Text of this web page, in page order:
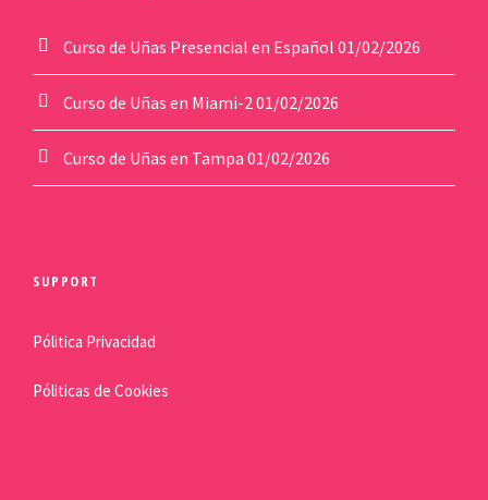
Curso de Uñas Presencial en Español 01/02/2026
Curso de Uñas en Miami-2 01/02/2026
Curso de Uñas en Tampa 01/02/2026
SUPPORT
Pólitica Privacidad
Póliticas de Cookies